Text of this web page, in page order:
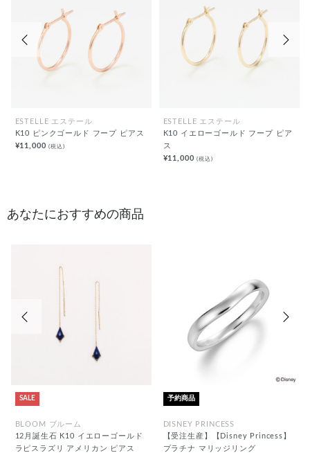
ESTELLE エステール
K10 ピンクゴールド フープ ピアス
¥11,000(税込)
ESTELLE エステール
K10 イエローゴールド フープ ピア
ス
¥11,000(税込)
前の画像
あなたにおすすめの商品
SALE
BLOOM ブルーム
12月誕生石 K10 イエローゴールド
ラピスラズリ アメリカン ピアス
予約商品
DISNEY PRINCESS
【受注生産】【Disney Princess】
プラチナ マリッジリング